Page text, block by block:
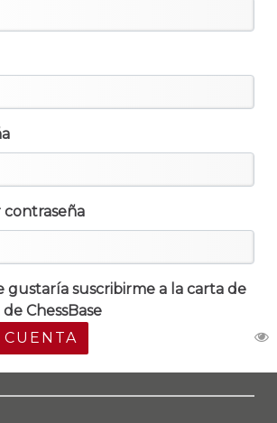
gustaría suscribirme a la carta de
ChessBase
CUENTA